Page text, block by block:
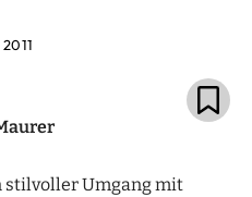
stilvoller Umgang mit